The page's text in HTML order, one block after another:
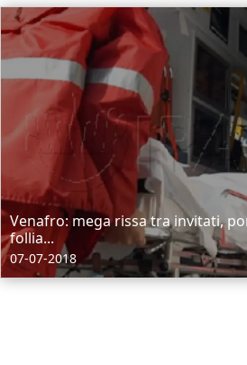
Venafro: mega rissa tra invitati,
follia...
07-07-2018